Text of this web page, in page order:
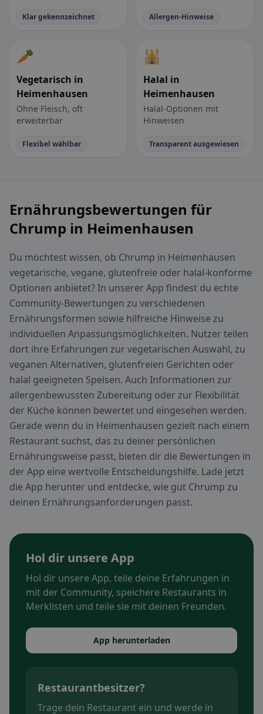
Klar gekennzeichnet Allergen-Hinweise
🥕
Vegetarisch in
Heimenhausen
Ohne Fleisch, oft
erweiterbar
Flexibel wählbar
🕌
Halal in
Heimenhausen
Halal-Optionen mit
Hinweisen
Transparent ausgewiesen
Ernährungsbewertungen für
Chrump in Heimenhausen
Du möchtest wissen, ob Chrump in Heimenhausen
vegetarische, vegane, glutenfreie oder halal-konforme
Optionen anbietet? In unserer App findest du echte
Community-Bewertungen zu verschiedenen
Ernährungsformen sowie hilfreiche Hinweise zu
individuellen Anpassungsmöglichkeiten. Nutzer teilen
dort ihre Erfahrungen zur vegetarischen Auswahl, zu
veganen Alternativen, glutenfreien Gerichten oder
halal geeigneten Speisen. Auch Informationen zur
allergenbewussten Zubereitung oder zur Flexibilität
der Küche können bewertet und eingesehen werden.
Gerade wenn du in Heimenhausen gezielt nach einem
Restaurant suchst, das zu deiner persönlichen
Ernährungsweise passt, bieten dir die Bewertungen in
der App eine wertvolle Entscheidungshilfe. Lade jetzt
die App herunter und entdecke, wie gut Chrump zu
deinen Ernährungsanforderungen passt.
Hol dir unsere App
Hol dir unsere App, teile deine Erfahrungen in
mit der Community, speichere Restaurants in
Merklisten und teile sie mit deinen Freunden.
App herunterladen
Restaurantbesitzer?
Trage dein Restaurant ein und werde in